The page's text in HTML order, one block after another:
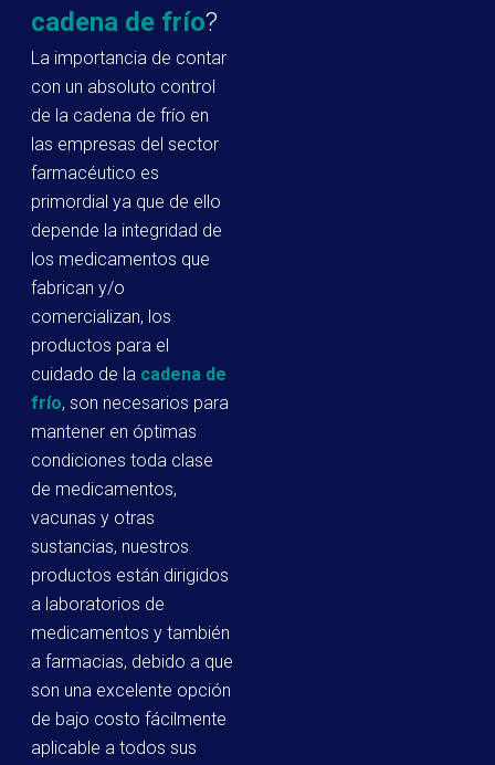
cadena de frío?
La importancia de contar
con un absoluto control
de la cadena de frío en
las empresas del sector
farmacéutico es
primordial ya que de ello
depende la integridad de
los medicamentos que
fabrican y/o
comercializan, los
productos para el
cuidado de la cadena de
frío, son necesarios para
mantener en óptimas
condiciones toda clase
de medicamentos,
vacunas y otras
sustancias, nuestros
productos están dirigidos
a laboratorios de
medicamentos y también
a farmacias, debido a que
son una excelente opción
de bajo costo fácilmente
aplicable a todos sus